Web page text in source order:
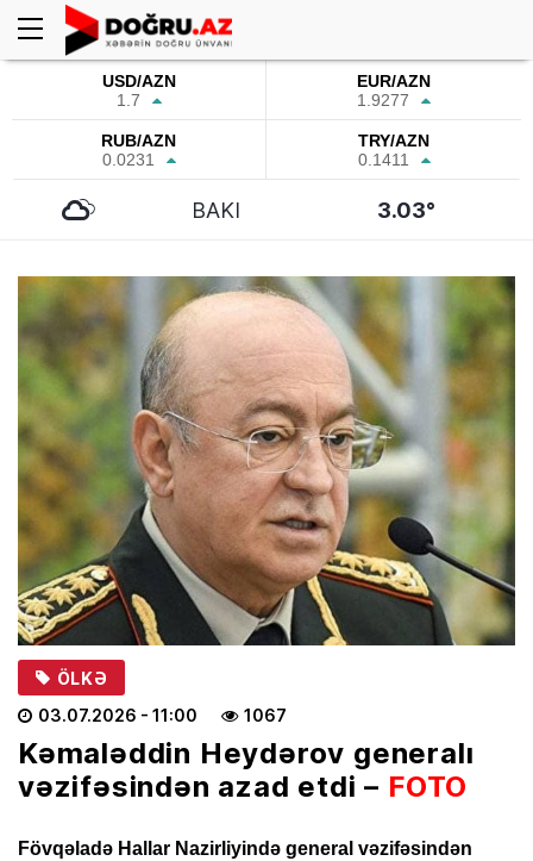
USD/AZN
1.7
EUR/AZN
1.9277
RUB/AZN
0.0231
TRY/AZN
0.1411
BAKI 3.03°
ÖLKƏ
03.07.2026 - 11:00 1067
Kəmaləddin Heydərov generalı
vəzifəsindən azad etdi – FOTO
Fövqəladə Hallar Nazirliyində general vəzifəsindən